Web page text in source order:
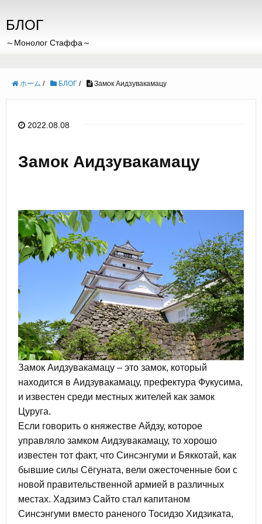
БЛОГ
～Монолог Стаффа～
ホーム / БЛОГ / Замок Аидзувакамацу
2022.08.08
Замок Аидзувакамацу
Замок Аидзувакамацу – это замок, который
находится в Аидзувакамацу, префектура Фукусима,
и известен среди местных жителей как замок
Цуруга.
Если говорить о княжестве Айдзу, которое
управляло замком Аидзувакамацу, то хорошо
известен тот факт, что Синсэнгуми и Бяккотай, как
бывшие силы Сёгуната, вели ожесточенные бои с
новой правительственной армией в различных
местах. Хадзимэ Сайто стал капитаном
Синсэнгуми вместо раненого Тосидзо Хидзиката,